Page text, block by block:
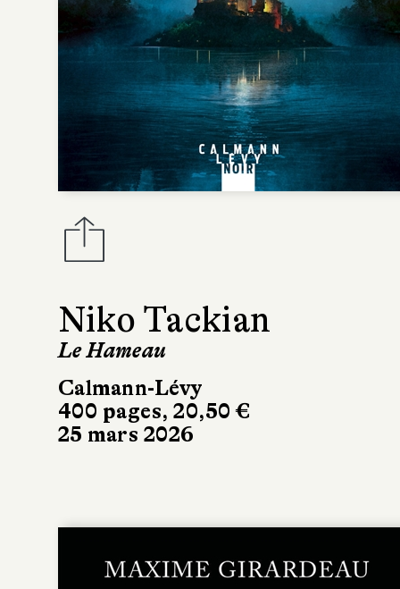
Niko Tackian
Le Hameau
Calmann-Lévy
400 pages, 20,50 €
25 mars 2026